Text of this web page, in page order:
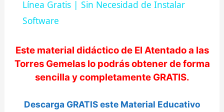
a
V
Línea Gratis | Sin Necesidad de Instalar
Software
Este material didáctico de El Atentado a las
Torres Gemelaslo podrás obtener de forma
sencilla y completamente GRATIS.
Descarga GRATIS este Material Educativo